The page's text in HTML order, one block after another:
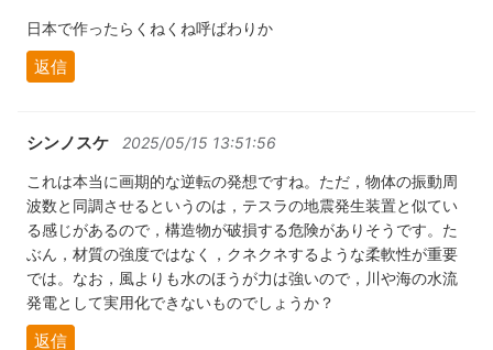
日本で作ったらくねくね呼ばわりか
返信
シンノスケ 2025/05/15 13:51:56
これは本当に画期的な逆転の発想ですね。ただ，物体の振動周
波数と同調させるというのは，テスラの地震発生装置と似てい
る感じがあるので，構造物が破損する危険がありそうです。た
ぶん，材質の強度ではなく，クネクネするような柔軟性が重要
では。なお，風よりも水のほうが力は強いので，川や海の水流
発電として実用化できないものでしょうか？
返信